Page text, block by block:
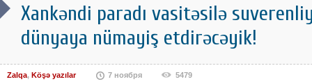
Xankəndi paradı vasitəsilə
dünyaya nümayiş etdirəcəyik!
Zalqa, Köşə yazılar 7 ноября 5479